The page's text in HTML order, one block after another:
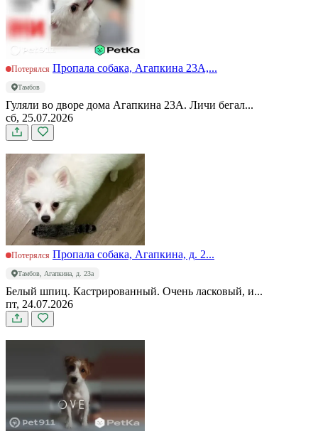
Потерялся Пропала собака, Агапкина 23А,...
Тамбов
Гуляли во дворе дома Агапкина 23А. Личи бегал...
сб, 25.07.2026
Потерялся Пропала собака, Агапкина, д. 2...
Тамбов, Агапкина, д. 23а
Белый шпиц. Кастрированный. Очень ласковый, и...
пт, 24.07.2026